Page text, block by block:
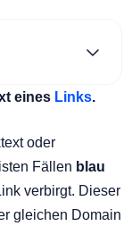
eines Links.
oder
Fällen blau
verbirgt. Dieser
gleichen Domain